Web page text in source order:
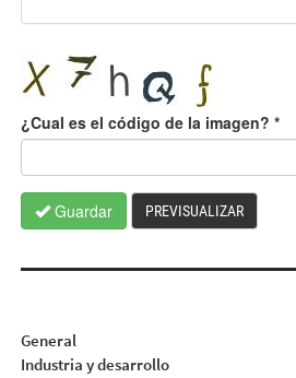
¿Cual es el código de la imagen? *
Guardar PREVISUALIZAR
General
Industria y desarrollo